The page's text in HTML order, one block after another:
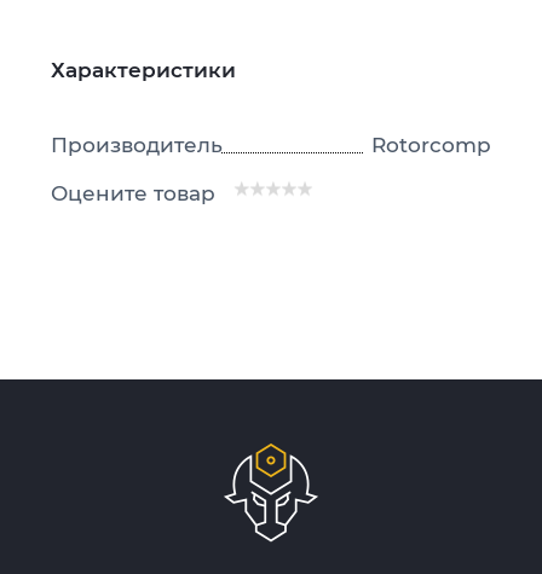
Характеристики
Производитель
Rotorcomp
Оцените товар